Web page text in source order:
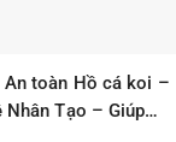
An toàn Hồ cá koi –
Nhân Tạo – Giúp